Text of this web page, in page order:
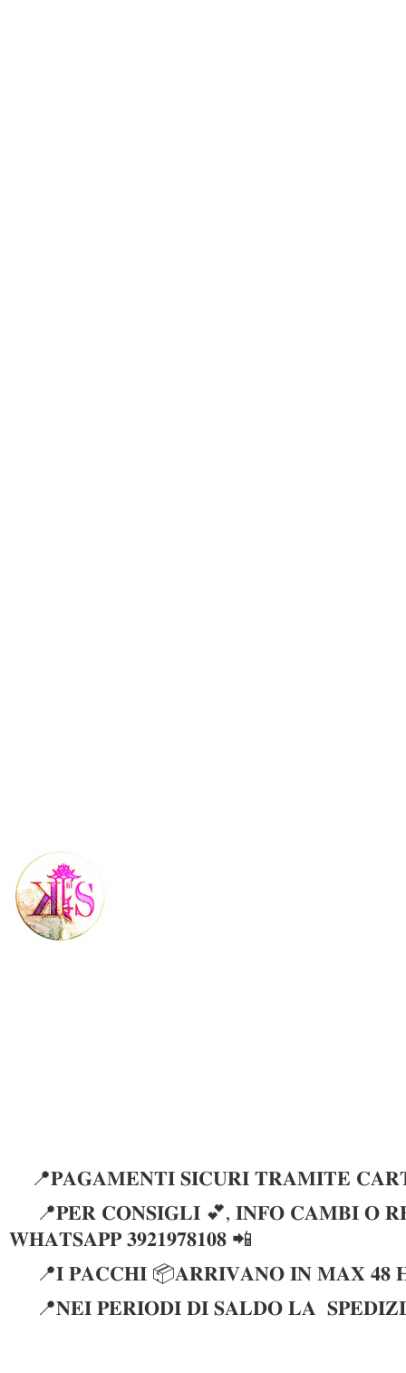
📍𝐏𝐀𝐆𝐀𝐌𝐄𝐍𝐓𝐈 𝐒𝐈𝐂𝐔𝐑𝐈 𝐓𝐑𝐀𝐌𝐈𝐓𝐄
📍𝐏𝐄𝐑 𝐂𝐎𝐍𝐒𝐈𝐆𝐋𝐈 💕, 𝐈𝐍𝐅𝐎 𝐂𝐀𝐌𝐁𝐈 𝐎
𝐖𝐇𝐀𝐓𝐒𝐀𝐏𝐏 𝟑𝟗𝟐𝟏𝟗𝟕𝟖𝟏𝟎𝟖 📲
📍𝐈 𝐏𝐀𝐂𝐂𝐇𝐈 📦𝐀𝐑𝐑𝐈𝐕𝐀𝐍𝐎 𝐈𝐍 𝐌𝐀𝐗 𝟒𝟖
📍𝐍𝐄𝐈 𝐏𝐄𝐑𝐈𝐎𝐃𝐈 𝐃𝐈 𝐒𝐀𝐋𝐃𝐎 𝐋𝐀